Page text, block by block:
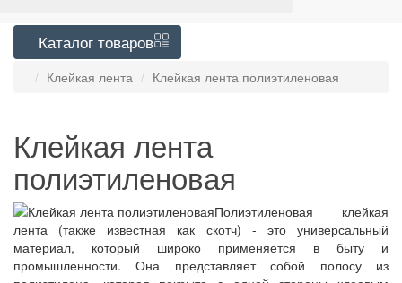
Каталог товаров
Клейкая лента Клейкая лента полиэтиленовая
Клейкая лента
полиэтиленовая
Полиэтиленовая клейкая
лента (также известная как скотч) - это универсальный
материал, который широко применяется в быту и
промышленности. Она представляет собой полосу из